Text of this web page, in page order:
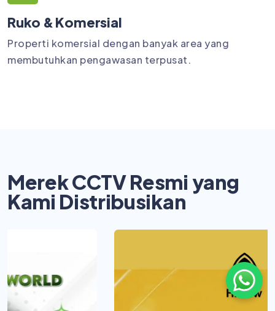
Ruko & Komersial
Properti komersial dengan banyak area yang
membutuhkan pengawasan terpusat.
Merek CCTV Resmi yang
Kami Distribusikan